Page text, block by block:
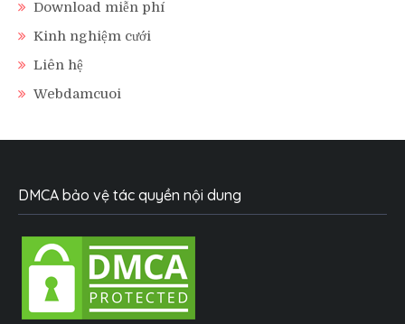
Download miễn phí
Kinh nghiệm cưới
Liên hệ
Webdamcuoi
DMCA bảo vệ tác quyền nội dung